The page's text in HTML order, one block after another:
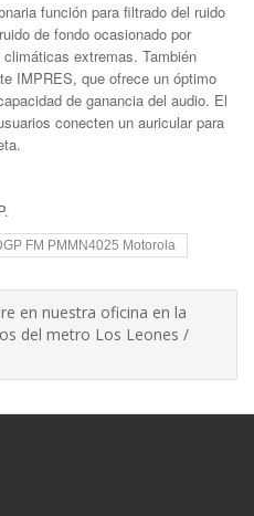
función para filtrado del ruido
de fondo ocasionado por
extremas. También
IMPRES, que ofrece un óptimo
de ganancia del audio. El
conecten un auricular para
FM PMMN4025 Motorola
en nuestra oficina en la
del metro Los Leones /